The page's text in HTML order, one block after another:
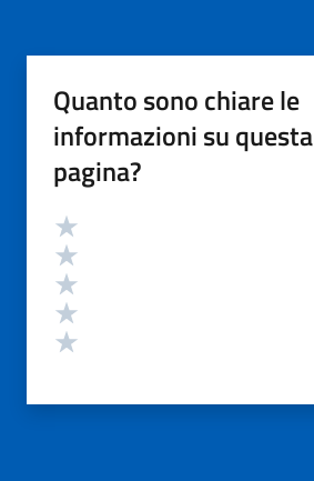
Quanto sono chiare le
informazioni su questa
pagina?
Valutazione